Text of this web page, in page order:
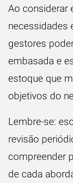
Ao considerar
necessidades
gestores
embasada e
estoque que
objetivos do
Lembre-se:
revisão
compreender
de cada